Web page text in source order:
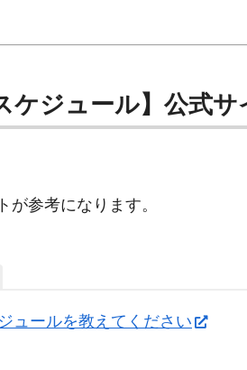
ケジュール】公式
参考になります。
ュールを教えてください